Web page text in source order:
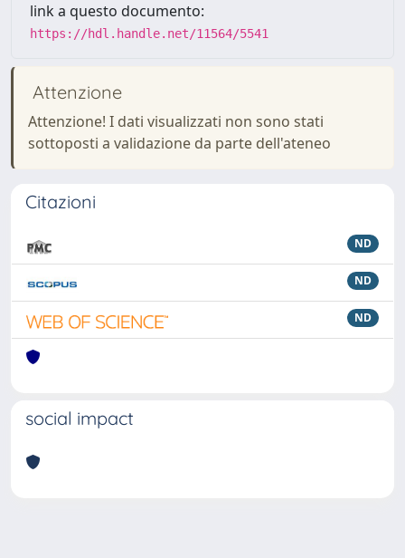
link a questo documento:
https://hdl.handle.net/11564/5541
Attenzione
Attenzione! I dati visualizzati non sono stati
sottoposti a validazione da parte dell'ateneo
Citazioni
ND
ND
ND
social impact